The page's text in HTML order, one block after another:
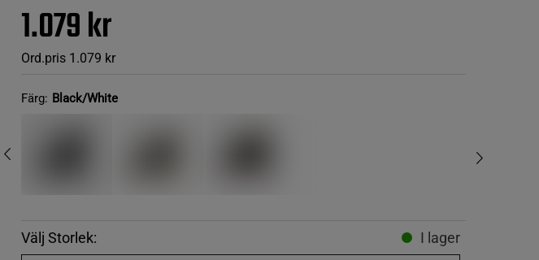
1.079 kr
Ord.pris 1.079 kr
Färg: Black/White
Välj Storlek: I lager